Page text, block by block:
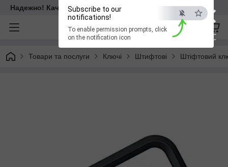
×
ESC
Subscribe to our
notifications!
To enable permission prompts, click
on the notification icon
Надежно! Качественно! Для всех!
Товари та послуги Ключі Штифтові Штіфтовий